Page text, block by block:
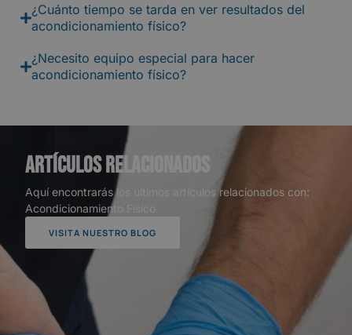
¿Cuánto tiempo se tarda en ver resultados del
acondicionamiento físico?
¿Necesito equipo especial para hacer
acondicionamiento físico?
Artículos relacionados
Aquí encontrarás los últimos artículos relacionados con:
Acondicionamiento Físico
VISITA NUESTRO BLOG